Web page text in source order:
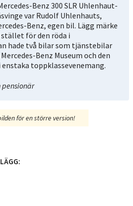
för en större version!
Benz 300 SLR Uhlenhaut-
var Rudolf Uhlenhauts,
Benz, egen bil. Lägg märke
för den röda i
hade två bilar som tjänstebilar
Benz Museum och den
toppklassevenemang.